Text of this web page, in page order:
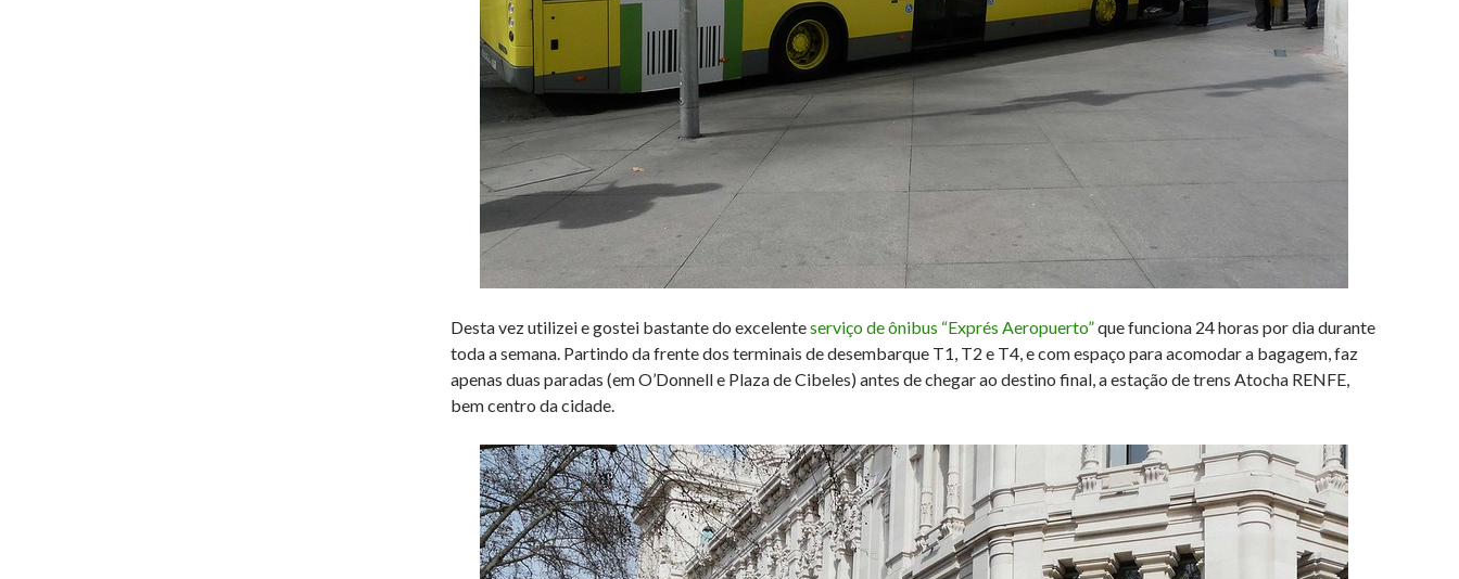
Desta vez utilizei e gostei bastante do excelenteserviço de ônibus “Exprés Aeropuerto”que funciona 24 horas por dia durante
toda a semana. Partindo da frente dos terminais de desembarque T1, T2 e T4, e com espaço para acomodar a bagagem, faz
apenas duas paradas (em O’Donnell e Plaza de Cibeles) antes de chegar ao destino final, a estação de trens Atocha RENFE,
bem centro da cidade.